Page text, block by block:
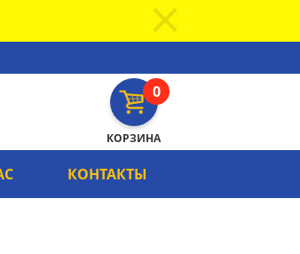
0
КОРЗИНА
КОНТАКТЫ